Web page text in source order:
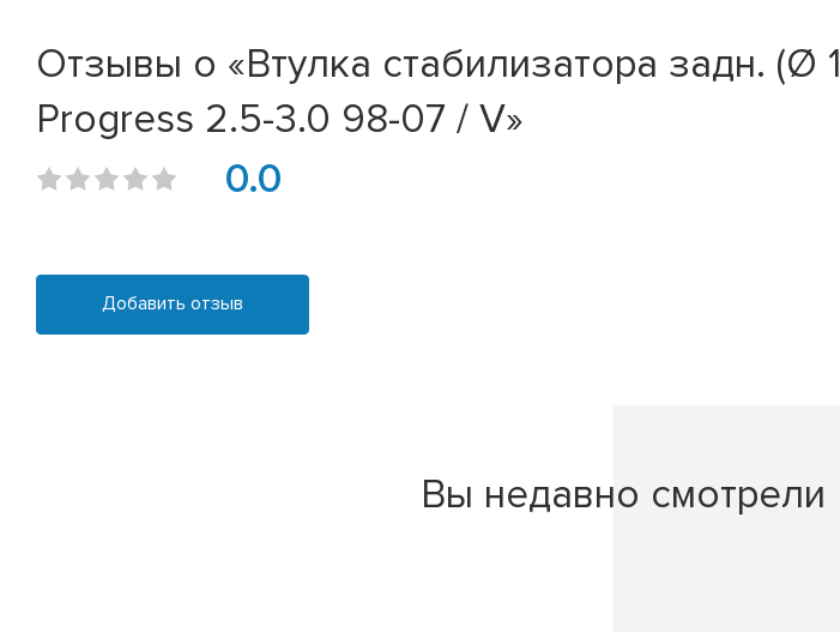
Отзывы о «Втулка стабилизатора задн. (Ø
Progress 2.5-3.0 98-07 / V»
0.0
Добавить отзыв
Вы недавно смотрели